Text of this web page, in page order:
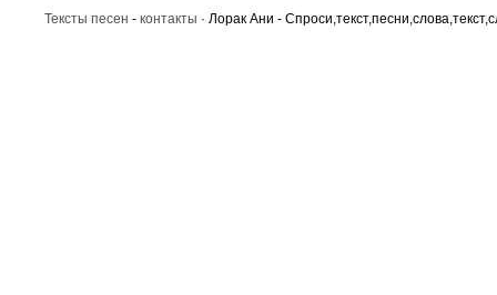
Тексты песен - контакты · Лорак Ани -